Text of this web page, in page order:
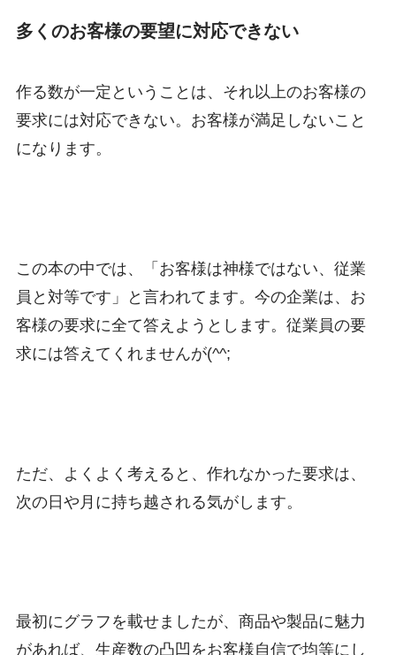
多くのお客様の要望に対応できない
作る数が一定ということは、それ以上のお客様の
要求には対応できない。お客様が満足しないこと
になります。
この本の中では、「お客様は神様ではない、従業
員と対等です」と言われてます。今の企業は、お
客様の要求に全て答えようとします。従業員の要
求には答えてくれませんが(^^;
ただ、よくよく考えると、作れなかった要求は、
次の日や月に持ち越される気がします。
最初にグラフを載せましたが、商品や製品に魅力
があれば、生産数の凸凹をお客様自信で均等にし